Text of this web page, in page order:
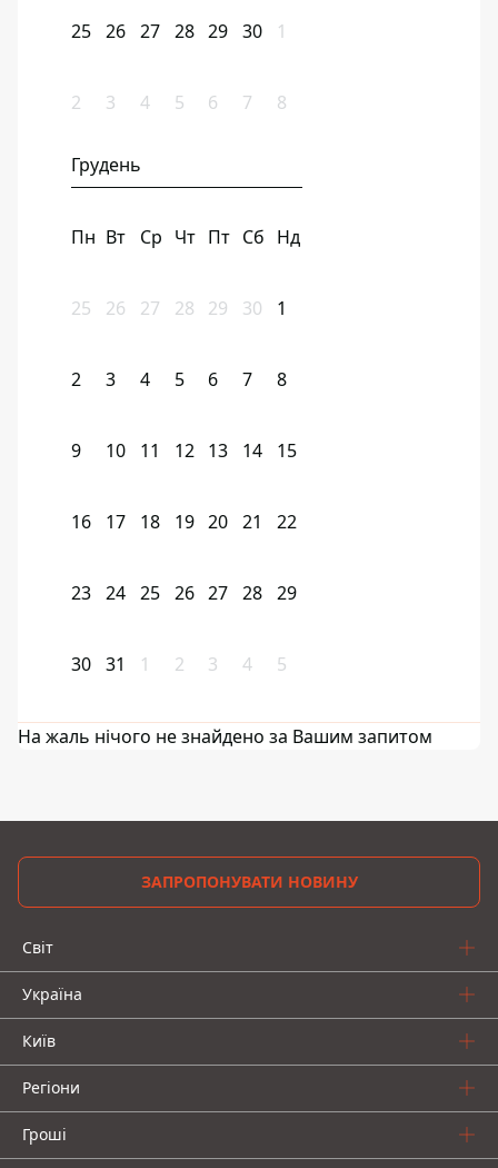
25 26 27 28 29 30 1
2 3 4 5 6 7 8
Грудень
Пн Вт Ср Чт Пт Сб Нд
25 26 27 28 29 30 1
2 3 4 5 6 7 8
9 10 11 12 13 14 15
16 17 18 19 20 21 22
23 24 25 26 27 28 29
30 31 1 2 3 4 5
На жаль нічого не знайдено за Вашим запитом
ЗАПРОПОНУВАТИ НОВИНУ
Світ
Україна
Київ
Регіони
Гроші